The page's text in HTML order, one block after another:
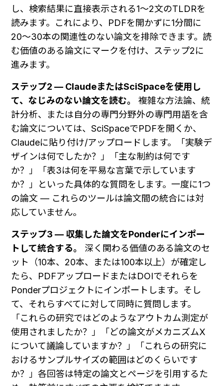
し、検索結果に直接表示される1〜2文のTLDRを
読みます。これにより、PDFを開かずに1分間に
20〜30本の関連性のない論文を排除できます。読
む価値のある論文にマークを付け、ステップ2に
進みます。
ステップ2 — ClaudeまたはSciSpaceを使用し
て、なじみのない論文を読む。
複雑な方法論、統
計分析、または自分の専門分野外の専門用語を含
む論文については、SciSpaceでPDFを開くか、
Claudeに貼り付け/アップロードします。「実験デ
ザインは何でしたか？」「主な制約は何です
か？」「表3は何を平易な言葉で示しています
か？」といった具体的な質問をします。一度に1つ
の論文 — これらのツールは論文間の統合には対
応していません。
ステップ3 — 収集した論文をPonderにインポー
トして統合する。
深く関わる価値のある論文のセ
ット（10本、20本、または100本以上）が確定し
たら、PDFアップロードまたはDOIでそれらを
Ponderプロジェクトにインポートします。そし
て、それらすべてに対して同時に質問します。
「これらの研究ではどのようなアウトカム測定が
使用されましたか？」「どの論文がメカニズムX
について議論していますか？」「これらの研究に
おけるサンプルサイズの範囲はどのくらいです
か？」各回答は特定の論文とページを引用するた